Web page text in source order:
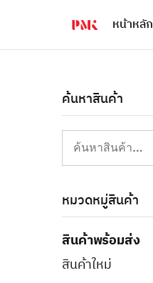
PMK
ผู้
สร้าง
แบรนด์
เสื้อ
โปโล
ยูนิฟอร์ม
พร้อม
โลโก้
ผู้
เสื้อ
บริษัท
มาตรฐาน
ISO9001
และ
อุตสาหกรรม
สี
เขียว
ที่2
หน้าหลัก
ค้นหาสินค้า
หมวดหมู่สินค้า
สินค้าพร้อมส่ง
สินค้าใหม่